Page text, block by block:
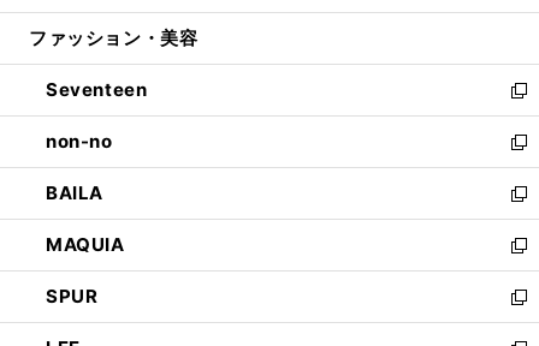
開
ウ
開
く
ン
ウ
で
開
く
ウ
ン
ド
ウ
で
開
く
ファッション・美容
Seventeen
新
し
い
ウ
ィ
ン
ド
ウ
で
開
non-no
新
し
い
ウ
ィ
ン
ド
ウ
BAILA
新
し
い
ウ
ィ
ン
MAQUIA
新
し
い
ウ
SPUR
新
し